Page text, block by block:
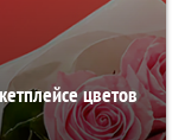
цветов